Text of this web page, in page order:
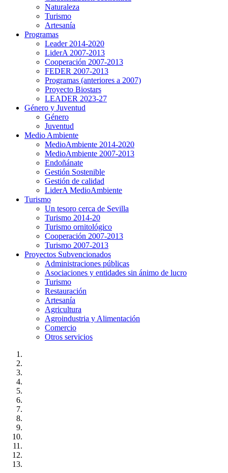
Naturaleza
Turismo
Artesanía
Programas
Leader 2014-2020
LiderA 2007-2013
Cooperación 2007-2013
FEDER 2007-2013
Programas (anteriores a 2007)
Proyecto Biostars
LEADER 2023-27
Género y Juventud
Género
Juventud
Medio Ambiente
MedioAmbiente 2014-2020
MedioAmbiente 2007-2013
Endoñánate
Gestión Sostenible
Gestión de calidad
LiderA MedioAmbiente
Turismo
Un tesoro cerca de Sevilla
Turismo 2014-20
Turismo ornitológico
Cooperación 2007-2013
Turismo 2007-2013
Proyectos Subvencionados
Administraciones públicas
Asociaciones y entidades sin ánimo de lucro
Turismo
Restauración
Artesanía
Agricultura
Agroindustria y Alimentación
Comercio
Otros servicios